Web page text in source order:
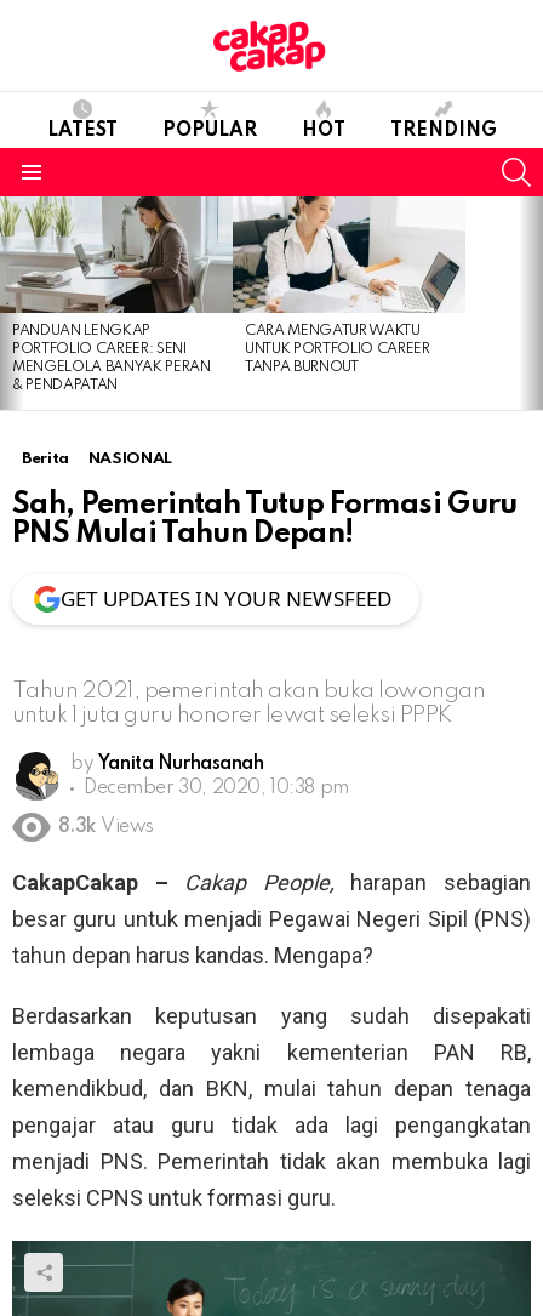
LATEST POPULAR HOT TRENDING
LATEST
STORIES
PANDUAN LENGKAP
PORTFOLIO CAREER: SENI
MENGELOLA BANYAK PERAN
& PENDAPATAN
CARA MENGATUR WAKTU
UNTUK PORTFOLIO CAREER
TANPA BURNOUT
Berita NASIONAL
Sah, Pemerintah Tutup Formasi Guru
PNS Mulai Tahun Depan!
GET UPDATES IN YOUR NEWSFEED
Tahun 2021, pemerintah akan buka lowongan
untuk 1 juta guru honorer lewat seleksi PPPK
by Yanita Nurhasanah
December 30, 2020, 10:38 pm
8.3k Views
CakapCakap – Cakap People, harapan sebagian
besar guru untuk menjadi Pegawai Negeri Sipil (PNS)
tahun depan harus kandas. Mengapa?
Berdasarkan keputusan yang sudah disepakati
lembaga negara yakni kementerian PAN RB,
kemendikbud, dan BKN, mulai tahun depan tenaga
pengajar atau guru tidak ada lagi pengangkatan
menjadi PNS. Pemerintah tidak akan membuka lagi
seleksi CPNS untuk formasi guru.